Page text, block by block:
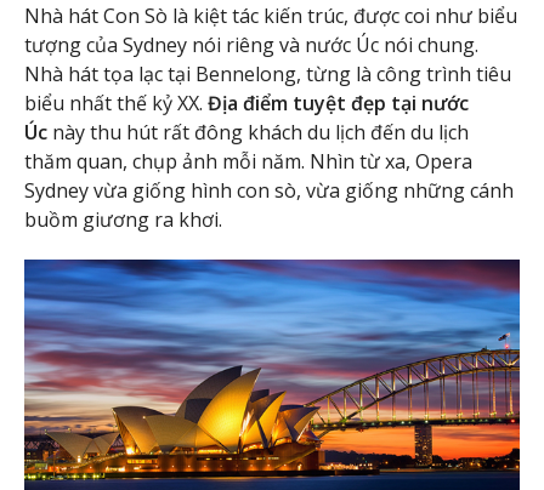
Nhà hát Con Sò là kiệt tác kiến trúc, được coi như biểu
tượng của Sydney nói riêng và nước Úc nói chung.
Nhà hát tọa lạc tại Bennelong, từng là công trình tiêu
biểu nhất thế kỷ XX. Địa điểm tuyệt đẹp tại nước
Úc này thu hút rất đông khách du lịch đến du lịch
thăm quan, chụp ảnh mỗi năm. Nhìn từ xa, Opera
Sydney vừa giống hình con sò, vừa giống những cánh
buồm giương ra khơi.